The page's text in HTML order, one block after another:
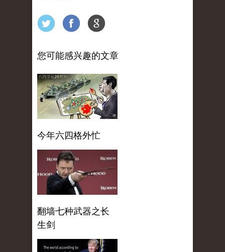
您可能感兴趣的文章
今年六四格外忙
翻墙七种武器之长
生剑